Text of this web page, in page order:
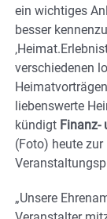
ein wichtiges
besser
verschiedenen
liebenswerte
kündigt Finanz-
(Foto) heute
„Unsere